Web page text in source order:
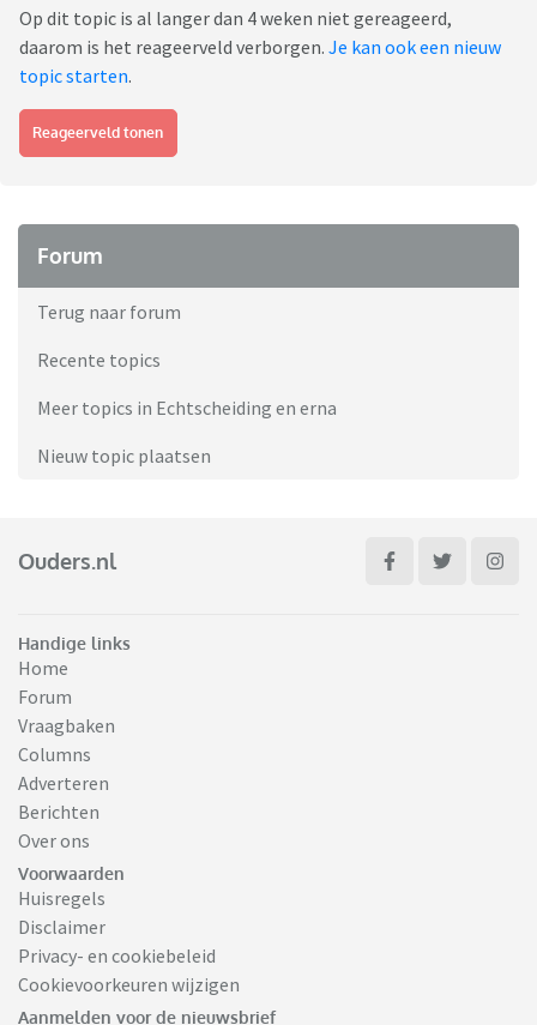
Op dit topic is al langer dan 4 weken niet gereageerd,
daarom is het reageerveld verborgen. Je kan ook een nieuw
topic starten.
Reageerveld tonen
Forum
Terug naar forum
Recente topics
Meer topics in Echtscheiding en erna
Nieuw topic plaatsen
Ouders.nl
Handige links
Home
Forum
Vraagbaken
Columns
Adverteren
Berichten
Over ons
Voorwaarden
Huisregels
Disclaimer
Privacy- en cookiebeleid
Cookievoorkeuren wijzigen
Aanmelden voor de nieuwsbrief